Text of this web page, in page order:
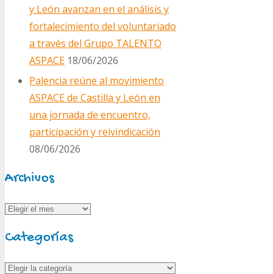
y León avanzan en el análisis y
fortalecimiento del voluntariado
a través del Grupo TALENTO
ASPACE 18/06/2026
Palencia reúne al movimiento
ASPACE de Castilla y León en
una jornada de encuentro,
participación y reivindicación
08/06/2026
Archivos
Archivos
Categorías
Categorías